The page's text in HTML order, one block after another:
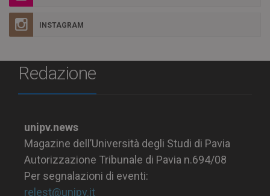
INSTAGRAM
Redazione
unipv.news
Magazine dell’Università degli Studi di Pavia
Autorizzazione Tribunale di Pavia n.694/08
Per segnalazioni di eventi:
relest@unipv.it